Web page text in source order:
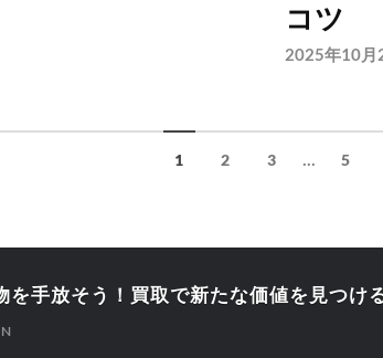
コツ
2025年10月
1 2 3 ... 5
を手放そう！買取で新たな価値を見つけ